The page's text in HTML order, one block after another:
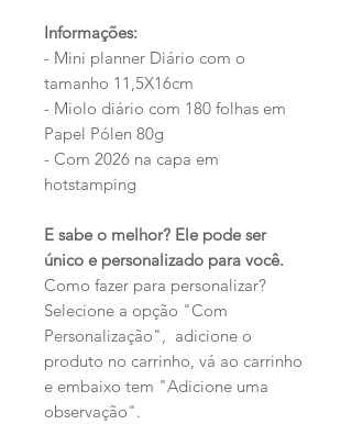
Informações:
- Mini planner Diário com o
tamanho 11,5X16cm
- Miolo diário com 180 folhas em
Papel Pólen 80g
- Com 2026 na capa em
hotstamping
E sabe o melhor? Ele pode ser
único e personalizado para você.
Como fazer para personalizar?
Selecione a opção "Com
Personalização", adicione o
produto no carrinho, vá ao carrinho
e embaixo tem "Adicione uma
observação".